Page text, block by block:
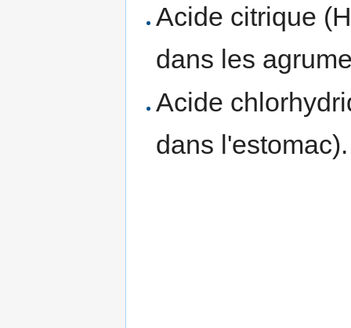
Acide citrique
dans les
Acide
dans l'estomac).